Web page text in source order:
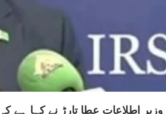
اطلاعات عطا تارڑ نے کہا ہے